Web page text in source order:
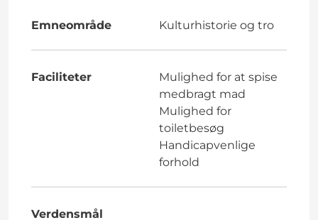
Emneområde Kulturhistorie og tro
Faciliteter
Mulighed for at spise
medbragt mad
Mulighed for
toiletbesøg
Handicapvenlige
forhold
Verdensmål